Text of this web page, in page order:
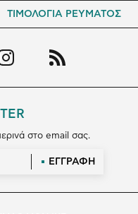
ΤΙΜΟΛΟΓΙΑ ΡΕΥΜΑΤΟΣ
στο email σας.
ΕΓΓΡΑΦΗ